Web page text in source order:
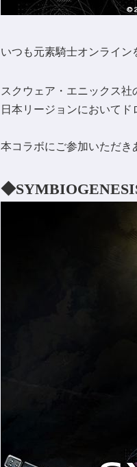
いつも元素騎士オンライン
スクウェア・エニックス
日本リージョンにおいて
本コラボにご参加いただき